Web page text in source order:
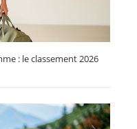
: le classement 2026